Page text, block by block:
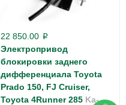
22 850.00 p
Электропривод
блокировки заднего
дифференциала Toyota
Prado 150, FJ Cruiser,
Toyota 4Runner 285 Ka-